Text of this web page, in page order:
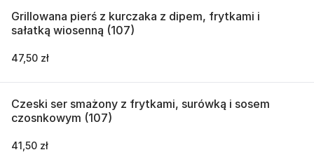
Grillowana pierś z kurczaka z dipem, frytkami i
sałatką wiosenną (107)
47,50 zł
Czeski ser smażony z frytkami, surówką i sosem
czosnkowym (107)
41,50 zł